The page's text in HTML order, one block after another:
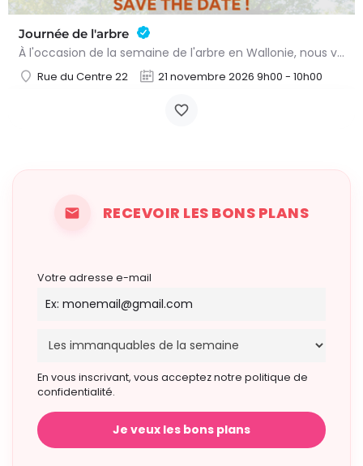
Journée de l'arbre
À l'occasion de la semaine de l'arbre en Wallonie, nous vous proposons l'annuelle distribution gratuite des…
Rue du Centre 22 21 novembre 2026 9h00 - 10h00
RECEVOIR LES BONS PLANS
Votre adresse e-mail
En vous inscrivant, vous acceptez notre politique de
confidentialité.